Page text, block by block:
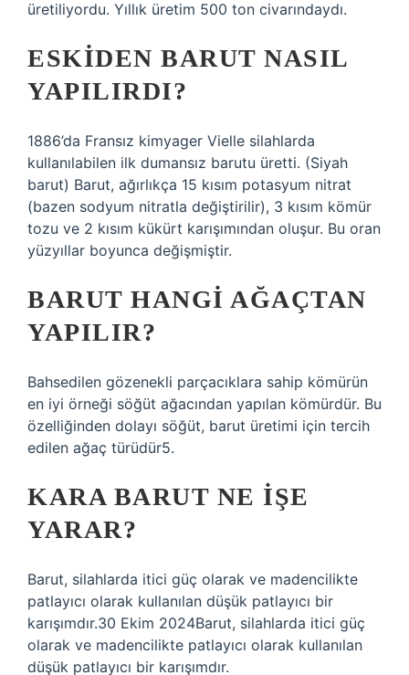
üretiliyordu. Yıllık üretim 500 ton civarındaydı.
ESKIDEN BARUT NASIL
YAPILIRDI?
1886’da Fransız kimyager Vielle silahlarda
kullanılabilen ilk dumansız barutu üretti. (Siyah
barut) Barut, ağırlıkça 15 kısım potasyum nitrat
(bazen sodyum nitratla değiştirilir), 3 kısım kömür
tozu ve 2 kısım kükürt karışımından oluşur. Bu oran
yüzyıllar boyunca değişmiştir.
BARUT HANGI AĞAÇTAN
YAPILIR?
Bahsedilen gözenekli parçacıklara sahip kömürün
en iyi örneği söğüt ağacından yapılan kömürdür. Bu
özelliğinden dolayı söğüt, barut üretimi için tercih
edilen ağaç türüdür5.
KARA BARUT NE IŞE
YARAR?
Barut, silahlarda itici güç olarak ve madencilikte
patlayıcı olarak kullanılan düşük patlayıcı bir
karışımdır.30 Ekim 2024Barut, silahlarda itici güç
olarak ve madencilikte patlayıcı olarak kullanılan
düşük patlayıcı bir karışımdır.